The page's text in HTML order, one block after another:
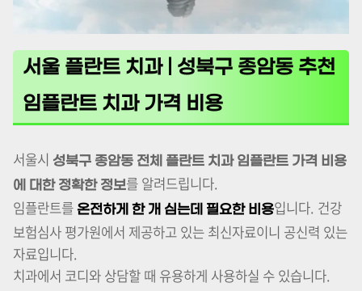
서울 플란트 치과 | 성북구 종암동 추천
임플란트 치과 가격 비용
서울시 성북구 종암동 전체 플란트 치과 임플란트 가격 비용
에 대한 정확한 정보를 알려드립니다.
임플란트를 온전하게 한 개 심는데 필요한 비용입니다. 건강
보험심사 평가원에서 제공하고 있는 최신자료이니 공신력 있는
자료입니다.
치과에서 코디와 상담할 때 유용하게 사용하실 수 있습니다.